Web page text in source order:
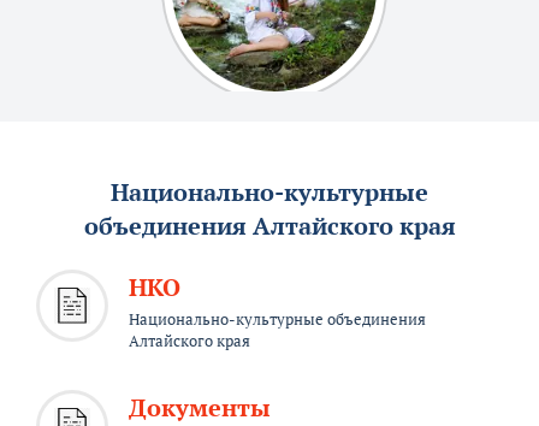
Национально-культурные
объединения Алтайского края
НКО
Национально-культурные объединения
Алтайского края
Документы